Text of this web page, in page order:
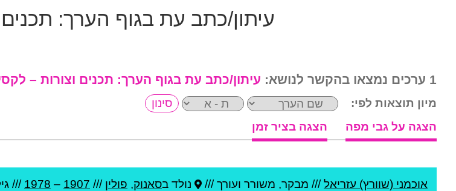
עיתון/כתב עת בגוף הערך:
1 ערכים נמצאו בהקשר לנושא: עיתון/כתב עת בגוף הערך: תכנים וצורות –
מיון תוצאות לפי:
הצגה על גבי מפה
הצגה בציר זמן
אוכמני (שוורץ) עזריאל/// מבקר, משורר ועורך /// נולד בסאנוק, פולין ///
1907
–
1978
///